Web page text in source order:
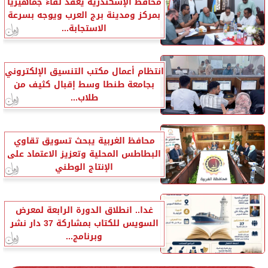
بمركز ومدينة برج العرب ويوجه بسرعة
الاستجابة...
انتظام أعمال مكتب التنسيق الإلكتروني
بجامعة طنطا وسط إقبال كثيف من
طلاب...
محافظ الغربية يبحث تسويق تقاوي
البطاطس المحلية وتعزيز الاعتماد على
الإنتاج الوطني
غدا.. انطلاق الدورة الرابعة لمعرض
السويس للكتاب بمشاركة 37 دار نشر
وبرنامج...